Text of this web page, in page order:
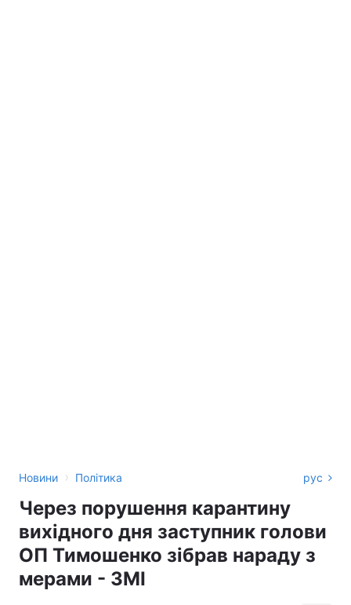
Новини › Політика рус
Через порушення карантину
вихідного дня заступник голови
ОП Тимошенко зібрав нараду з
мерами - ЗМІ